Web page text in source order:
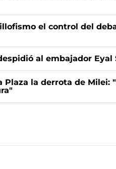
el control del
al embajador Eyal
la derrota de Milei: